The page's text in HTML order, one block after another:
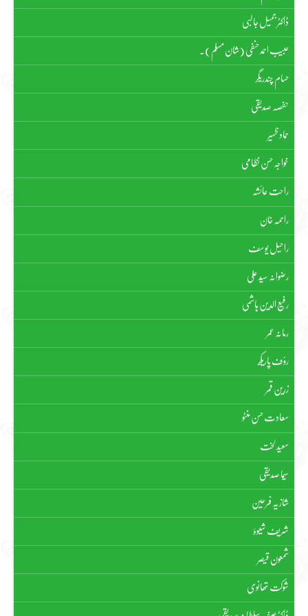
ڈاکٹر جمیل جالبی
حبیب احمد حنفی (شان مسلم)۔
حسام چندریگر
حفصہ صدیقی
حماد ظہیر
خواجہ حسن نظامی
راحت عائشہ
راحمہ خان
راحیل یوسف
رضوانہ سیّد علی
رفیع الدین ہاشمی
رمانہ عمر
رؤف پاریکھ
زرین قمر
سعادت حسن منٹو
سعید لخت
سیما صدیقی
شازیہ فرحین
شریف شیوہؔ
شمعون قیصر
شوکت تھانوی